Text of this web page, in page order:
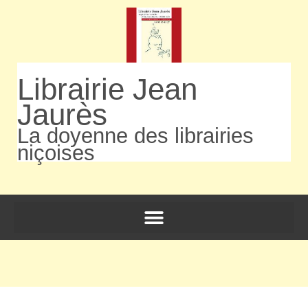
Librairie Jean
Jaurès
La doyenne des librairies
niçoises